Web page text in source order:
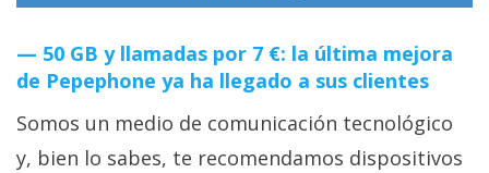
50 GB y llamadas por 7 €: la última mejora
de Pepephone ya ha llegado a sus clientes
Somos un medio de comunicación tecnológico
y, bien lo sabes, te recomendamos dispositivos